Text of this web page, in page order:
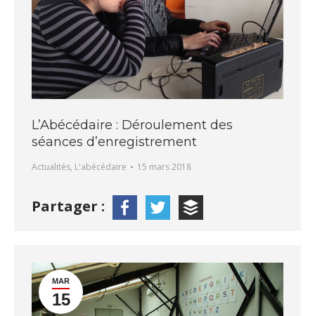
L’Abécédaire : Déroulement des
séances d’enregistrement
Actualités, L'abécédaire 15 mars 2018
Partager :
MAR
15